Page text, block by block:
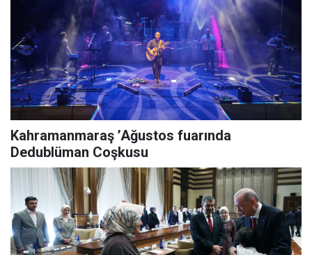
Kahramanmaraş ’Ağustos fuarında
Dedublüman Coşkusu